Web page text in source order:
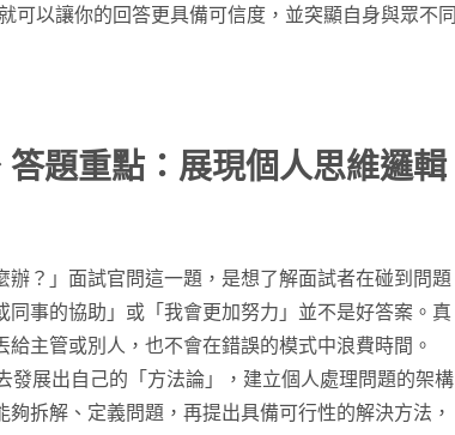
可以讓你的回答更具備可信度，並突顯自身與眾不同
答題重點：展現個人思維邏輯
辦？」面試官問這一題，是想了解面試者在碰到問題
同事的協助」或「我會更加努力」並不是好答案。真
主管或別人，也不會在錯誤的模式中浪費時間。
發展出自己的「方法論」，建立個人處理問題的架構
拆解、定義問題，再提出具備可行性的解決方法，